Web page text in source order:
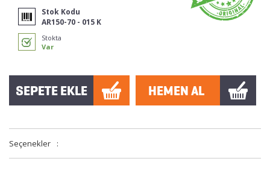
Stok Kodu
AR150-70 - 015 K
Stokta
Var
Seçenekler :